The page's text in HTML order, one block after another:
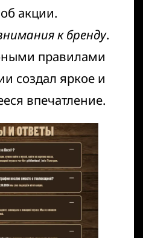
акции.
к бренду.
правилами
создал яркое и
впечатление.